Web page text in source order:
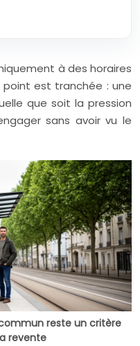
à des horaires
point est tranchée : une
que soit la pression
sans avoir vu le
reste un critère
revente